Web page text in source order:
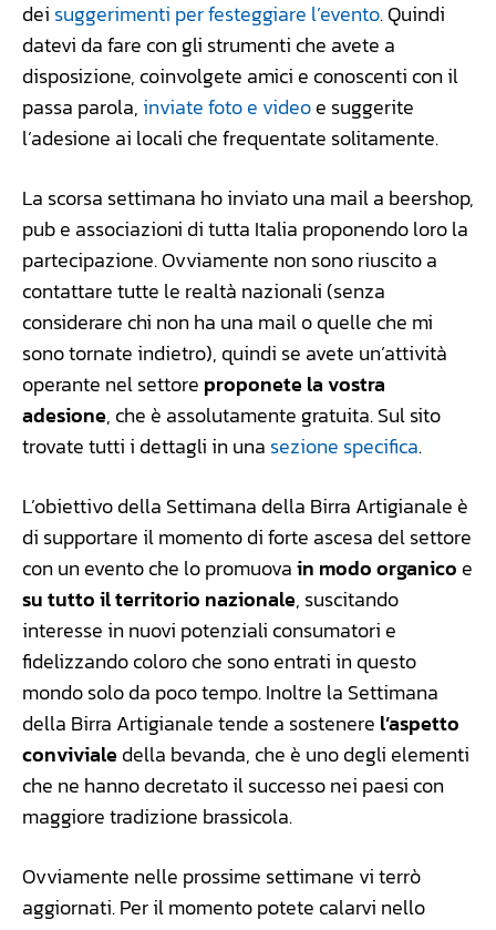
dei suggerimenti per festeggiare l’evento. Quindi
datevi da fare con gli strumenti che avete a
disposizione, coinvolgete amici e conoscenti con il
passa parola, inviate foto e videoe suggerite
l’adesione ai locali che frequentate solitamente.
La scorsa settimana ho inviato una mail a beershop,
pub e associazioni di tutta Italia proponendo loro la
partecipazione. Ovviamente non sono riuscito a
contattare tutte le realtà nazionali (senza
considerare chi non ha una mail o quelle che mi
sono tornate indietro), quindi se avete un’attività
operante nel settore proponete la vostra
adesione, che è assolutamente gratuita. Sul sito
trovate tutti i dettagli in una sezione specifica.
L’obiettivo della Settimana della Birra Artigianale è
di supportare il momento di forte ascesa del settore
con un evento che lo promuovain modo organico e
su tutto il territorio nazionale, suscitando
interesse in nuovi potenziali consumatori e
fidelizzando coloro che sono entrati in questo
mondo solo da poco tempo. Inoltre la Settimana
della Birra Artigianale tende a sostenere l’aspetto
convivialedella bevanda, che è uno degli elementi
che ne hanno decretato il successo nei paesi con
maggiore tradizione brassicola.
Ovviamente nelle prossime settimane vi terrò
aggiornati. Per il momento potete calarvi nello